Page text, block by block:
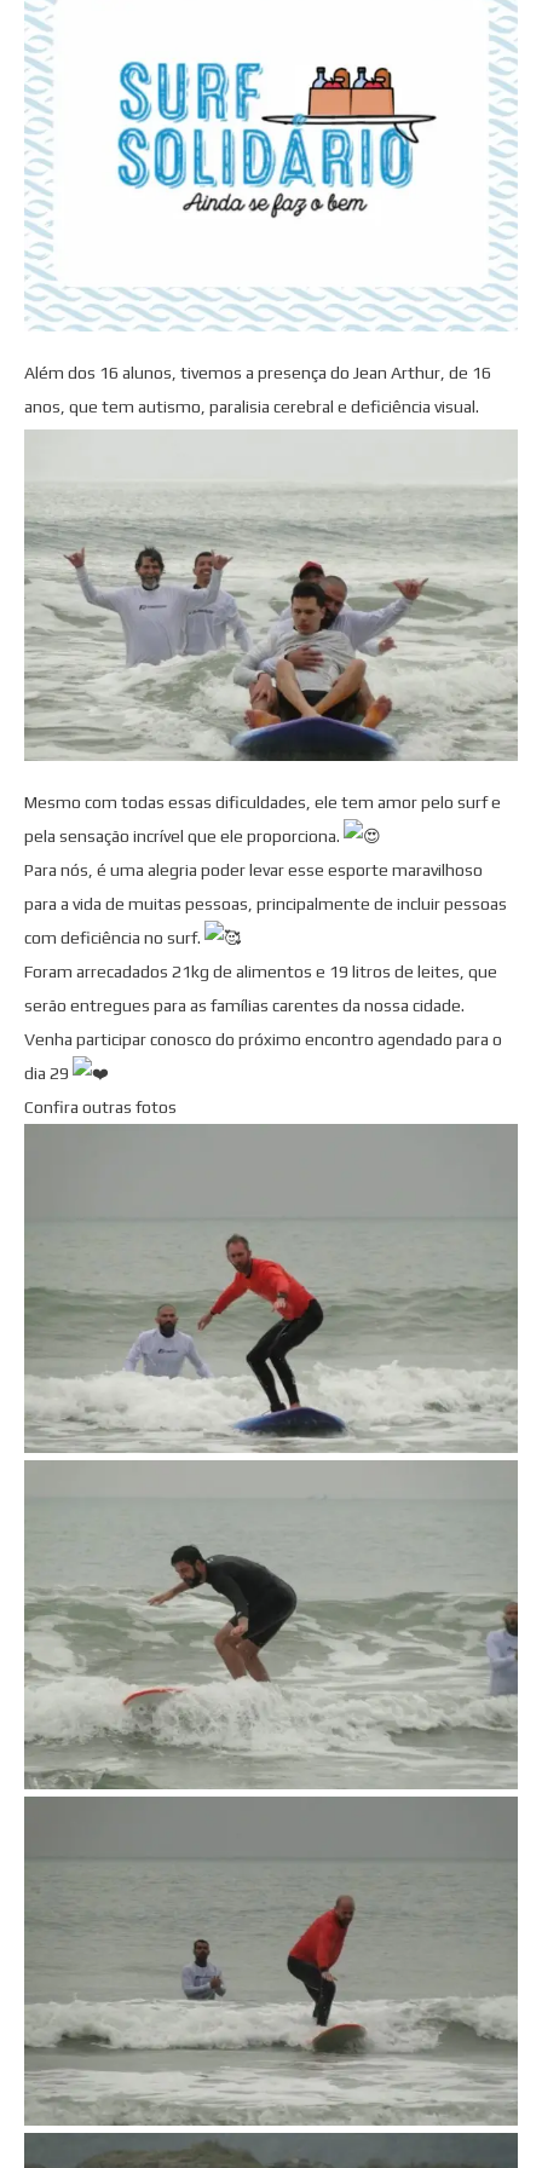
Além dos 16 alunos, tivemos a presença do Jean Arthur, de 16
anos, que tem autismo, paralisia cerebral e deficiência visual.
Mesmo com todas essas dificuldades, ele tem amor pelo surf e
pela sensação incrível que ele proporciona.
Para nós, é uma alegria poder levar esse esporte maravilhoso
para a vida de muitas pessoas, principalmente de incluir pessoas
com deficiência no surf.
Foram arrecadados 21kg de alimentos e 19 litros de leites, que
serão entregues para as famílias carentes da nossa cidade.
Venha participar conosco do próximo encontro agendado para o
dia 29
Confira outras fotos